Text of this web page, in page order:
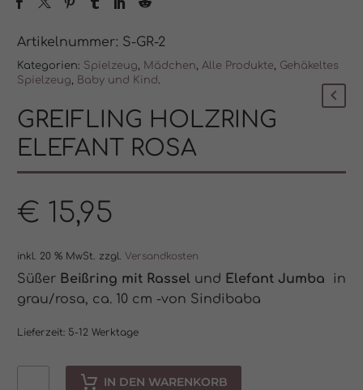
Artikelnummer: S-GR-2
Kategorien: Spielzeug, Mädchen, Alle Produkte, Gehäkeltes
Spielzeug, Baby und Kind.
GREIFLING HOLZRING
ELEFANT ROSA
€ 15,95
inkl. 20 % MwSt. zzgl. Versandkosten
Süßer Beißring mit Rassel und Elefant Jumba
in
grau/rosa, ca. 10 cm -von Sindibaba
Lieferzeit: 5-12 Werktage
IN DEN WARENKORB